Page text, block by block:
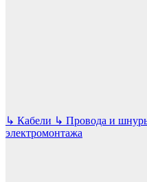
↳ Кабели ↳ Провода и
электромонтажа